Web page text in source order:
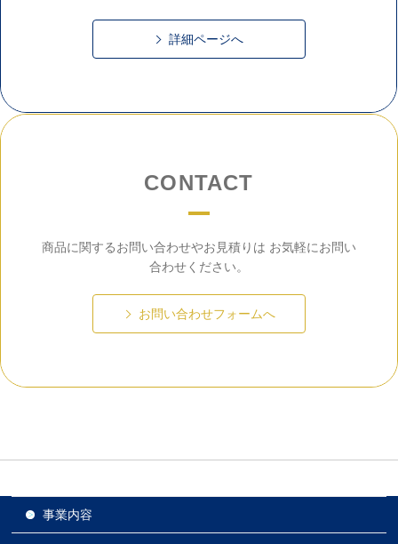
詳細ページへ
CONTACT
商品に関するお問い合わせやお見積りは お気軽にお問い
合わせください。
お問い合わせフォームへ
事業内容